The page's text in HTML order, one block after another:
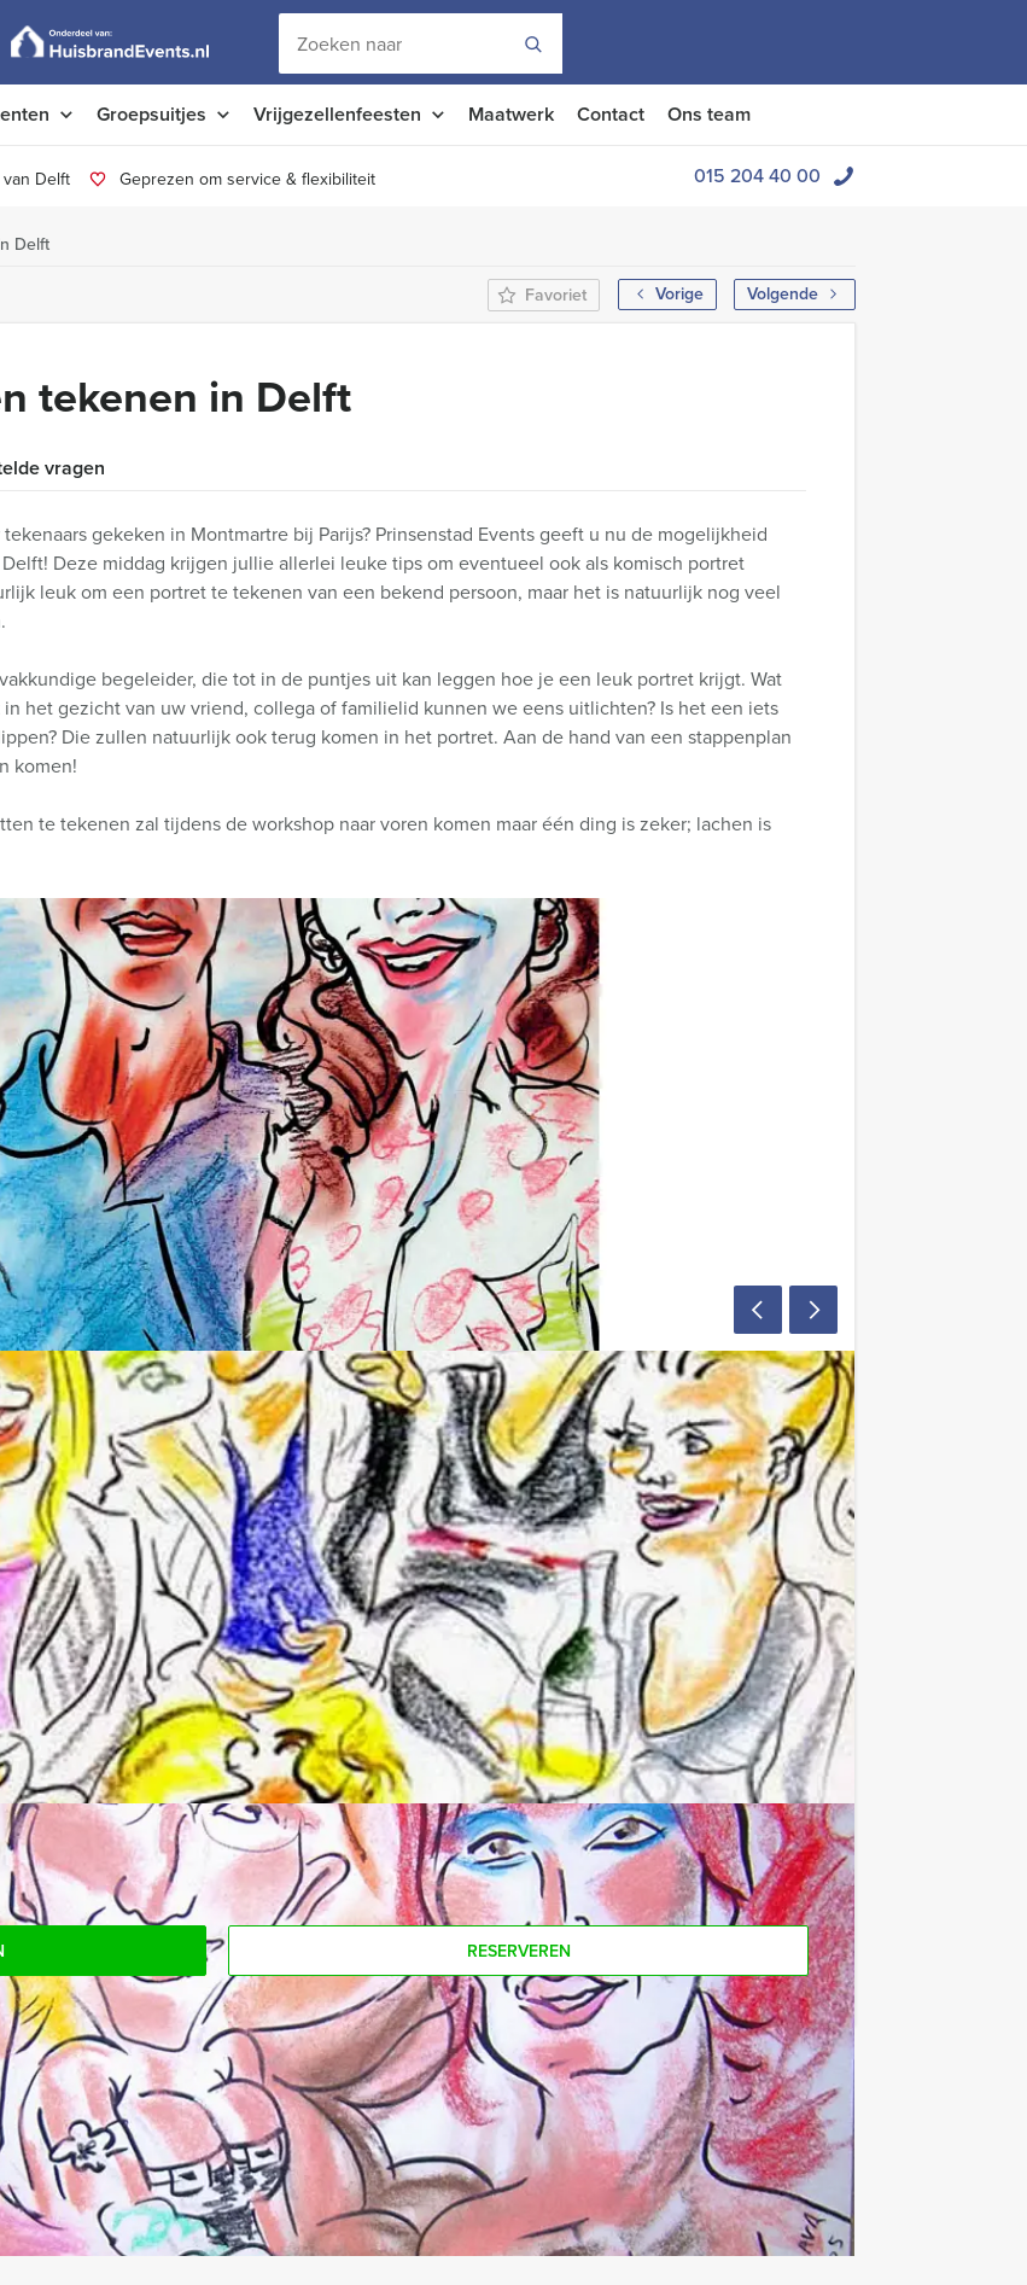
Groepsuitjes Vrijgezellenfeesten Maatwerk Contact Ons team
Delft Geprezen om service & flexibiliteit 015 204 40 00
Delft
Vorige
Volgende
Favoriet
tekenen in Delft
vragen
gekeken in Montmartre bij Parijs? Prinsenstad Events geeft u nu de mogelijkheid
Deze middag krijgen jullie allerlei leuke tips om eventueel ook als komisch portret
leuk om een portret te tekenen van een bekend persoon, maar het is natuurlijk nog veel
begeleider, die tot in de puntjes uit kan leggen hoe je een leuk portret krijgt. Wat
het gezicht van uw vriend, collega of familielid kunnen we eens uitlichten? Is het een iets
Die zullen natuurlijk ook terug komen in het portret. Aan de hand van een stappenplan
komen!
te tekenen zal tijdens de workshop naar voren komen maar één ding is zeker; lachen is
af te rekenen? Voor € 13,50 per persoon per uur (excl. BTW) kunt u gebruikmaken van
genieten van bier, fris, huiswijn, koffie en thee. En… zo komt u ook achteraf niet voor
voor dit arrangement? Als u bereid bent voor het minimale aantal te betalen, kunt u ook
RESERVEREN